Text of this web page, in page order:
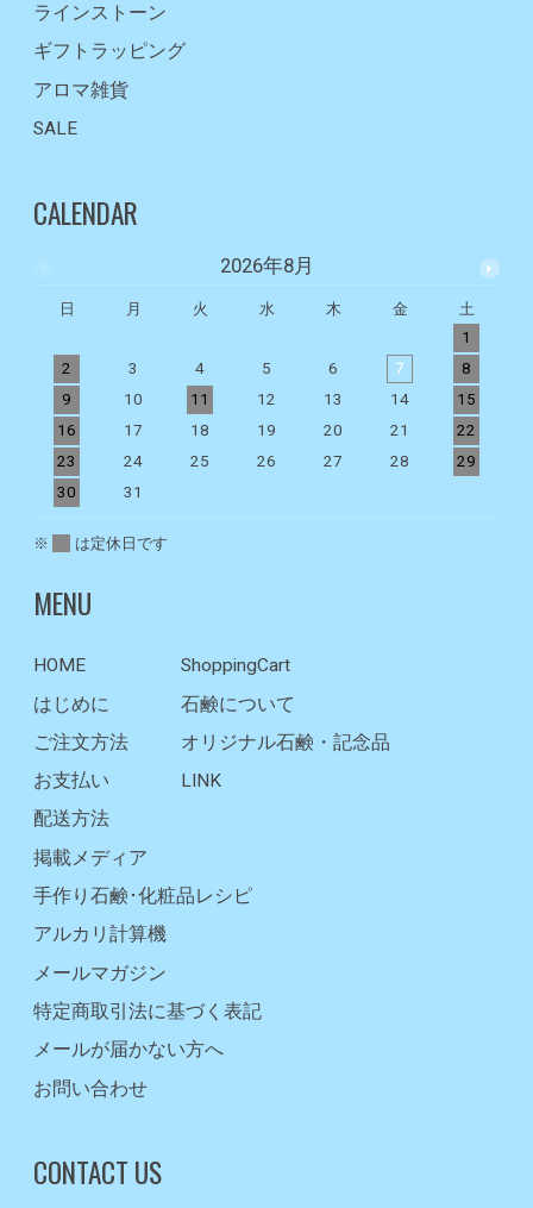
ラインストーン
ギフトラッピング
アロマ雑貨
SALE
CALENDAR
2026年8月
日 月 火 水 木 金
土
1
2
3 4 5 6 7
8
9
10 11 12 13 14
15
16
17 18 19 20 21
22
23
24 25 26 27 28
29
30
31
※ は定休日です
MENU
HOME
はじめに
ご注文方法
お支払い
ShoppingCart
石鹸について
オリジナル石鹸・記念品
LINK
配送方法
掲載メディア
手作り石鹸･化粧品レシピ
アルカリ計算機
メールマガジン
特定商取引法に基づく表記
メールが届かない方へ
お問い合わせ
CONTACT US